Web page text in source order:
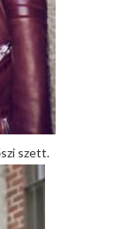
szett.